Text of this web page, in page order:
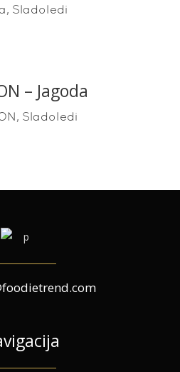
, Sladoledi
MORE
– Jagoda
, Sladoledi